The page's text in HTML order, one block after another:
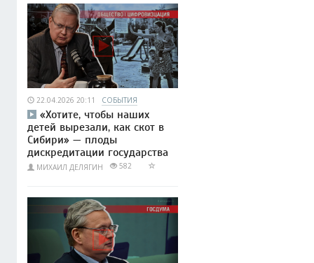
22.04.2026 20:11 СОБЫТИЯ
«Хотите, чтобы наших
детей вырезали, как скот в
Сибири» — плоды
дискредитации государства
МИХАИЛ ДЕЛЯГИН 582